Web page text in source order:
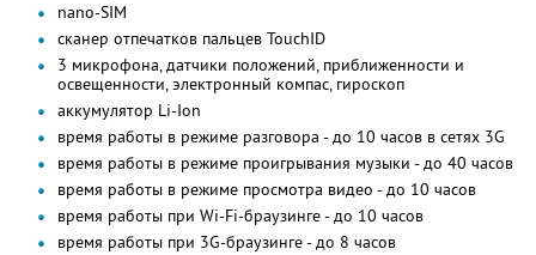
nano-SIM
сканер отпечатков пальцев TouchID
3 микрофона, датчики положений, приближенности и
освещенности, электронный компас, гироскоп
аккумулятор Li-Ion
время работы в режиме разговора - до 10 часов в сетях 3G
время работы в режиме проигрывания музыки - до 40 часов
время работы в режиме просмотра видео - до 10 часов
время работы при Wi-Fi-браузинге - до 10 часов
время работы при 3G-браузинге - до 8 часов